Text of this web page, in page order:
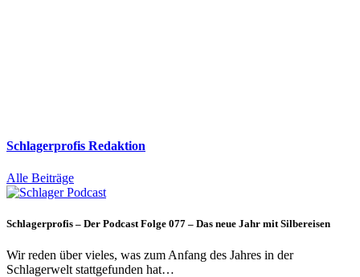
Schlagerprofis Redaktion
Alle Beiträge
Schlagerprofis – Der Podcast Folge 077 – Das neue Jahr mit Silbereisen
Wir reden über vieles, was zum Anfang des Jahres in der
Schlagerwelt stattgefunden hat…